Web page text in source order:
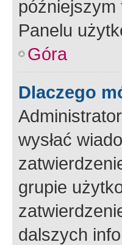
Panelu
Góra
Dlaczego
wysłać
grupie
dalszych